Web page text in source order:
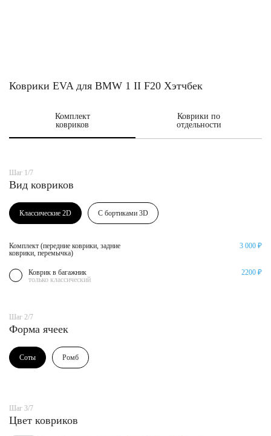
Коврики EVA для BMW 1 II F20 Хэтчбек
Комплект
ковриков
Коврики по
отдельности
Шаг 1/7
Вид ковриков
Классические 2D С бортиками 3D
Комплект (передние коврики, задние
коврики, перемычка)
3 000 ₽
Коврик в багажник
только классический
2200 ₽
Шаг 2/7
Форма ячеек
Соты Ромб
Шаг 3/7
Цвет ковриков